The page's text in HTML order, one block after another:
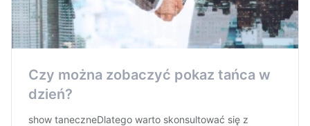
Czy można zobaczyć pokaz tańca w
dzień?
show taneczneDlatego warto skonsultować się z